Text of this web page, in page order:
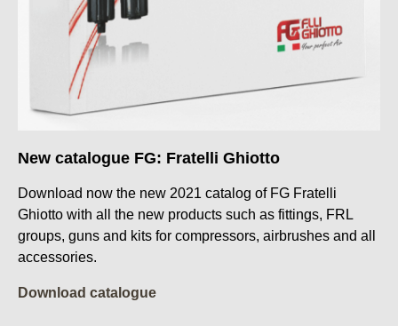
New catalogue FG: Fratelli Ghiotto
Download now the new 2021 catalog of FG Fratelli
Ghiotto with all the new products such as fittings, FRL
groups, guns and kits for compressors, airbrushes and all
accessories.
Download catalogue